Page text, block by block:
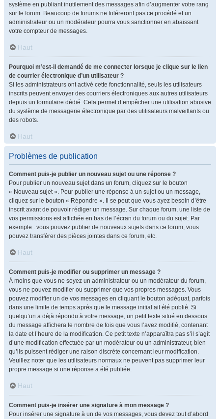
système en publiant inutilement des messages afin d’augmenter votre rang
sur le forum. Beaucoup de forums ne toléreront pas ce procédé et un
administrateur ou un modérateur pourra vous sanctionner en abaissant
votre compteur de messages.
Haut
Pourquoi m’est-il demandé de me connecter lorsque je clique sur le lien
de courrier électronique d’un utilisateur ?
Si les administrateurs ont activé cette fonctionnalité, seuls les utilisateurs
inscrits peuvent envoyer des courriers électroniques aux autres utilisateurs
depuis un formulaire dédié. Cela permet d’empêcher une utilisation abusive
du système de messagerie électronique par des utilisateurs malveillants ou
des robots.
Haut
Problèmes de publication
Comment puis-je publier un nouveau sujet ou une réponse ?
Pour publier un nouveau sujet dans un forum, cliquez sur le bouton
« Nouveau sujet ». Pour publier une réponse à un sujet ou un message,
cliquez sur le bouton « Répondre ». Il se peut que vous ayez besoin d’être
inscrit avant de pouvoir rédiger un message. Sur chaque forum, une liste de
vos permissions est affichée en bas de l’écran du forum ou du sujet. Par
exemple : vous pouvez publier de nouveaux sujets dans ce forum, vous
pouvez transférer des pièces jointes dans ce forum, etc.
Haut
Comment puis-je modifier ou supprimer un message ?
À moins que vous ne soyez un administrateur ou un modérateur du forum,
vous ne pouvez modifier ou supprimer que vos propres messages. Vous
pouvez modifier un de vos messages en cliquant le bouton adéquat, parfois
dans une limite de temps après que le message initial ait été publié. Si
quelqu’un a déjà répondu à votre message, un petit texte situé en dessous
du message affichera le nombre de fois que vous l’avez modifié, contenant
la date et l’heure de la modification. Ce petit texte n’apparaîtra pas s’il s’agit
d’une modification effectuée par un modérateur ou un administrateur, bien
qu’ils puissent rédiger une raison discrète concernant leur modification.
Veuillez noter que les utilisateurs normaux ne peuvent pas supprimer leur
propre message si une réponse a été publiée.
Haut
Comment puis-je insérer une signature à mon message ?
Pour insérer une signature à un de vos messages, vous devez tout d’abord